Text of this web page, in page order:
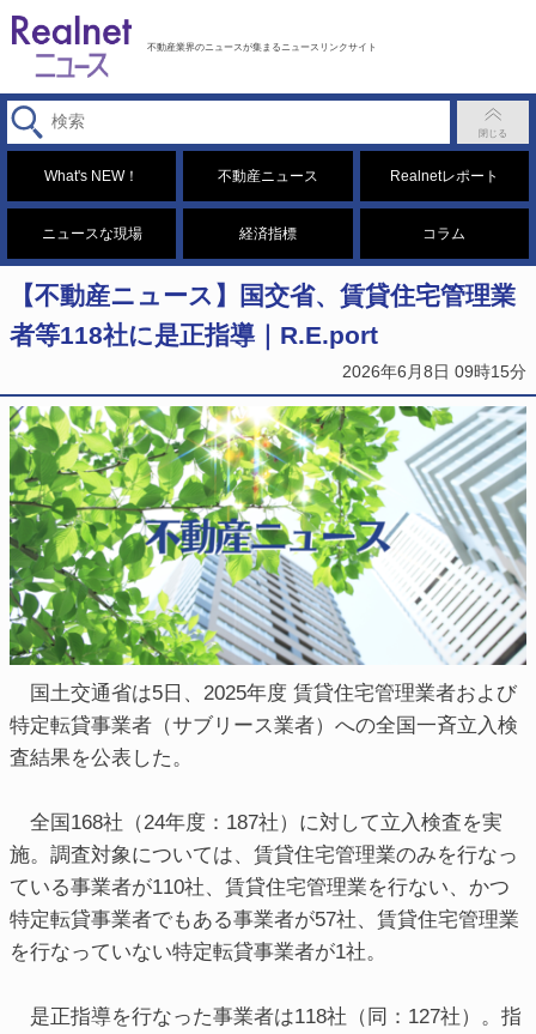
不動産業界のニュースが集まるニュースリンクサイト
What's NEW！ 不動産ニュース Realnetレポート
ニュースな現場 経済指標 コラム
【不動産ニュース】国交省、賃貸住宅管理業
者等118社に是正指導｜R.E.port
2026年6月8日 09時15分
国土交通省は5日、2025年度 賃貸住宅管理業者および
特定転貸事業者（サブリース業者）への全国一斉立入検
査結果を公表した。
全国168社（24年度：187社）に対して立入検査を実
施。調査対象については、賃貸住宅管理業のみを行なっ
ている事業者が110社、賃貸住宅管理業を行ない、かつ
特定転貸事業者でもある事業者が57社、賃貸住宅管理業
を行なっていない特定転貸事業者が1社。
是正指導を行なった事業者は118社（同：127社）。指